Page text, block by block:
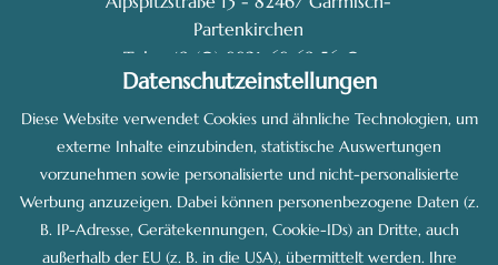
Datenschutzeinstellungen
Diese Website verwendet Cookies und ähnliche Technologien, um
externe Inhalte einzubinden, statistische Auswertungen
vorzunehmen sowie personalisierte und nicht-personalisierte
Werbung anzuzeigen. Dabei können personenbezogene Daten (z.
B. IP-Adresse, Gerätekennungen, Cookie-IDs) an Dritte, auch
außerhalb der EU (z. B. in die USA), übermittelt werden. Ihre
Partenkirchen
Tel: +49 (0) 8821-68 69 56-0
E-Mail: info@bader-suites.de